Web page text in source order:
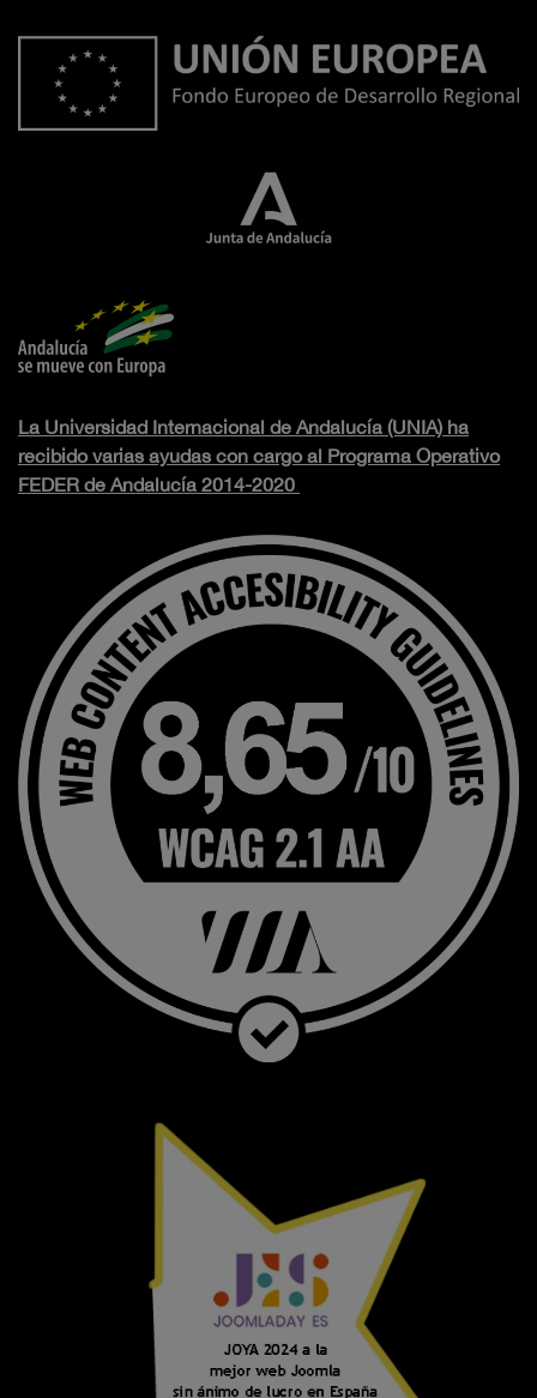
La Universidad Internacional de Andalucía (UNIA) ha
recibido varias ayudas con cargo al Programa Operativo
FEDER de Andalucía 2014-2020